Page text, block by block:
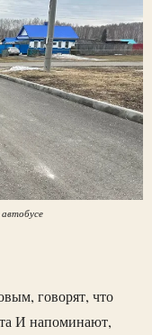
говорят, что
И напоминают,